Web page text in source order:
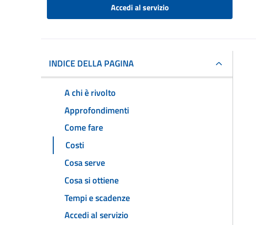
Accedi al servizio
INDICE DELLA PAGINA
A chi è rivolto
Approfondimenti
Come fare
Costi
Cosa serve
Cosa si ottiene
Tempi e scadenze
Accedi al servizio